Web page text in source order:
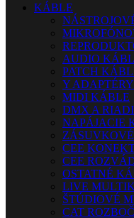
KÁBLE
AUDIO
PATCH
Y ADAPTÉRY
MIDI KÁBLE
DMX A
NAPÁJACIE
CEE
CEE
OSTATNÉ
LIVE
ŠTÚDIOVÉ
CAT